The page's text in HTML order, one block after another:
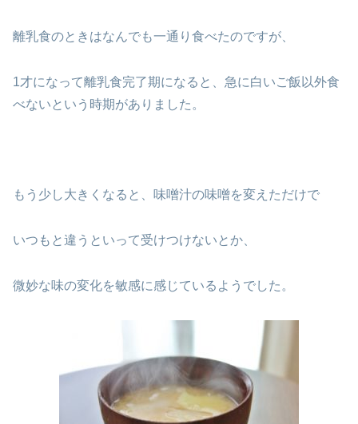
離乳食のときはなんでも一通り食べたのですが、
1才になって離乳食完了期になると、急に白いご飯以外食
べないという時期がありました。
もう少し大きくなると、味噌汁の味噌を変えただけで
いつもと違うといって受けつけないとか、
微妙な味の変化を敏感に感じているようでした。